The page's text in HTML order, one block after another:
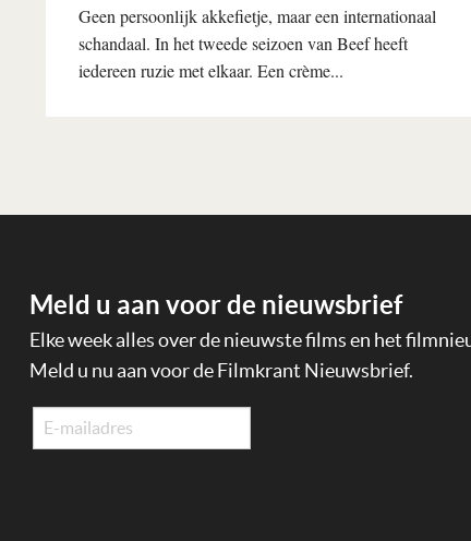
Geen persoonlijk akkefietje, maar een internationaal
schandaal. In het tweede seizoen van Beef heeft
iedereen ruzie met elkaar. Een crème...
Meld u aan voor de nieuwsbrief
Elke week alles over de nieuwste films en het
Meld u nu aan voor de Filmkrant Nieuwsbrief.